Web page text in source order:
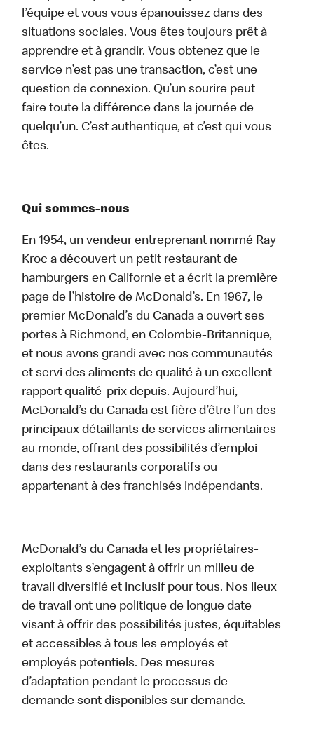
l’équipe et vous vous épanouissez dans des
situations sociales. Vous êtes toujours prêt à
apprendre et à grandir. Vous obtenez que le
service n’est pas une transaction, c’est une
question de connexion. Qu’un sourire peut
faire toute la différence dans la journée de
quelqu’un. C’est authentique, et c’est qui vous
êtes.
Qui sommes-nous
En 1954, un vendeur entreprenant nommé Ray
Kroc a découvert un petit restaurant de
hamburgers en Californie et a écrit la première
page de l’histoire de McDonald’s. En 1967, le
premier McDonald’s du Canada a ouvert ses
portes à Richmond, en Colombie-Britannique,
et nous avons grandi avec nos communautés
et servi des aliments de qualité à un excellent
rapport qualité-prix depuis. Aujourd’hui,
McDonald’s du Canada est fière d’être l’un des
principaux détaillants de services alimentaires
au monde, offrant des possibilités d’emploi
dans des restaurants corporatifs ou
appartenant à des franchisés indépendants.
McDonald’s du Canada et les propriétaires-
exploitants s’engagent à offrir un milieu de
travail diversifié et inclusif pour tous. Nos lieux
de travail ont une politique de longue date
visant à offrir des possibilités justes, équitables
et accessibles à tous les employés et
employés potentiels. Des mesures
d’adaptation pendant le processus de
demande sont disponibles sur demande.